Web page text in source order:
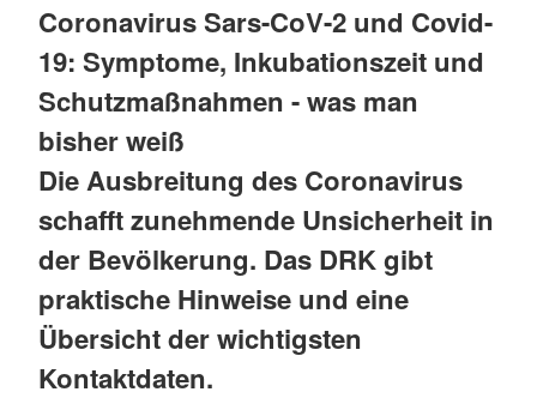
Coronavirus Sars-CoV-2 und Covid-
19: Symptome, Inkubationszeit und
Schutzmaßnahmen - was man
bisher weiß
Die Ausbreitung des Coronavirus
schafft zunehmende Unsicherheit in
der Bevölkerung. Das DRK gibt
praktische Hinweise und eine
Übersicht der wichtigsten
Kontaktdaten.